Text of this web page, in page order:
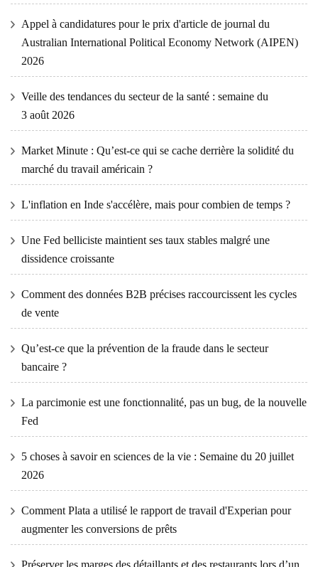
Appel à candidatures pour le prix d'article de journal du
Australian International Political Economy Network (AIPEN)
2026
Veille des tendances du secteur de la santé : semaine du
3 août 2026
Market Minute : Qu’est-ce qui se cache derrière la solidité du
marché du travail américain ?
L'inflation en Inde s'accélère, mais pour combien de temps ?
Une Fed belliciste maintient ses taux stables malgré une
dissidence croissante
Comment des données B2B précises raccourcissent les cycles
de vente
Qu’est-ce que la prévention de la fraude dans le secteur
bancaire ?
La parcimonie est une fonctionnalité, pas un bug, de la nouvelle
Fed
5 choses à savoir en sciences de la vie : Semaine du 20 juillet
2026
Comment Plata a utilisé le rapport de travail d'Experian pour
augmenter les conversions de prêts
Préserver les marges des détaillants et des restaurants lors d’un